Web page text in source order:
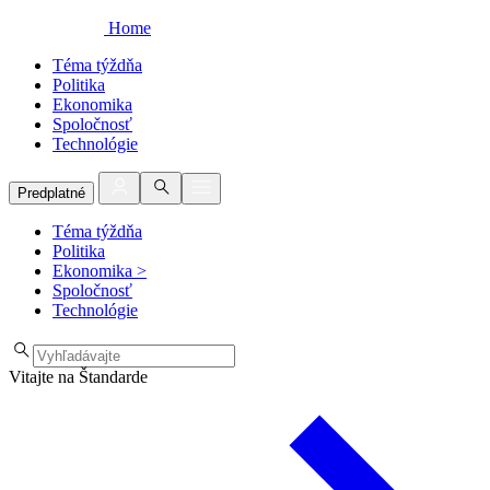
Home
Téma týždňa
Politika
Ekonomika
Spoločnosť
Technológie
Predplatné
Téma týždňa
Politika
Ekonomika >
Spoločnosť
Technológie
Vitajte na Štandarde